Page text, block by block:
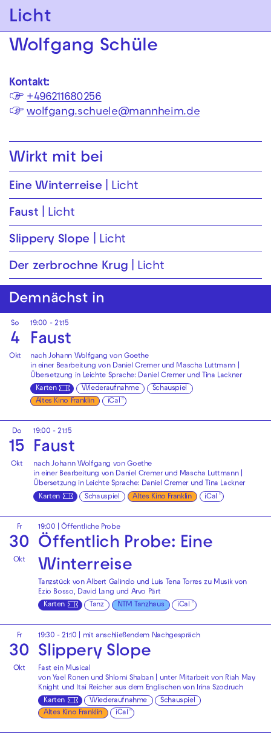
Zur Hauptnavigation springen
Zum Hauptinhalt springen Zum Footer springen
Licht
Wolfgang Schüle
Kontakt:
☞ +496211680256
☞wolfgang.schuele@mannheim.de
Wirkt mit bei
Eine Winterreise Licht
Faust Licht
Slippery Slope Licht
Der zerbrochne Krug Licht
Demnächst in
So
4
Okt
19:00 - 21:15
Faust
nach Johann Wolfgang von Goethe
in einer Bearbeitung von Daniel Cremer und Mascha Luttmann |
Übersetzung in Leichte Sprache: Daniel Cremer und Tina Lackner
Karten
Wiederaufnahme
Schauspiel
Altes Kino Franklin
iCal
Do
15
Okt
19:00 - 21:15
Faust
nach Johann Wolfgang von Goethe
in einer Bearbeitung von Daniel Cremer und Mascha Luttmann |
Übersetzung in Leichte Sprache: Daniel Cremer und Tina Lackner
Karten
Schauspiel Altes Kino Franklin iCal
Fr
30
Okt
19:00 |Öffentliche Probe
Öffentlich Probe: Eine
Winterreise
Tanzstück von Albert Galindo und Luis Tena Torres zu Musik von
Ezio Bosso, David Lang und Arvo Pärt
Karten
Tanz NTM Tanzhaus iCal
Fr
30
Okt
19:30 - 21:10 | mit anschließendem Nachgespräch
Slippery Slope
Fast ein Musical
von Yael Ronen und Shlomi Shaban | unter Mitarbeit von Riah May
Knight und Itai Reicher aus dem Englischen von Irina Szodruch
Karten
Wiederaufnahme
Schauspiel
Altes Kino Franklin
iCal